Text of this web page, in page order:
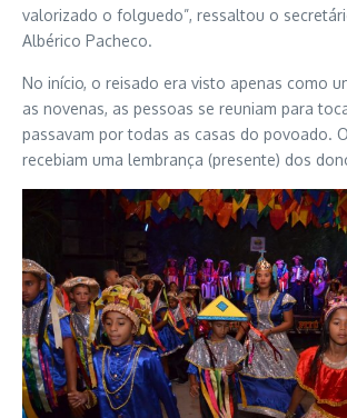
valorizado o folguedo”, ressaltou o
Albérico Pacheco.
No início, o reisado era visto apenas como
as novenas, as pessoas se reuniam para
passavam por todas as casas do povoado.
recebiam uma lembrança (presente) dos